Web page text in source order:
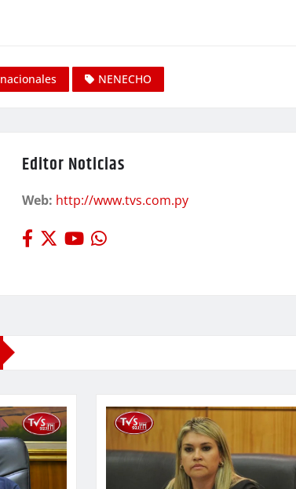
nacionales NENECHO
Editor Noticias
Web: http://www.tvs.com.py